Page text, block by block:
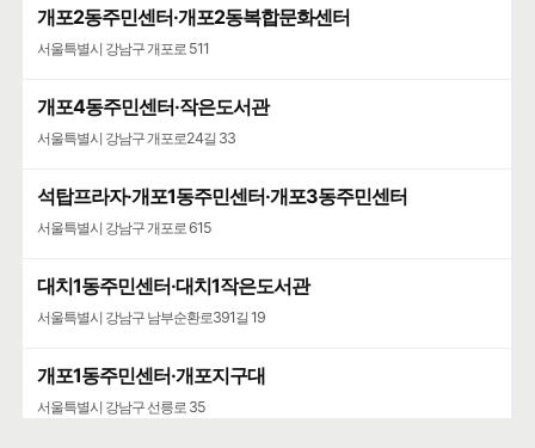
개포2동주민센터·개포2동복합문화센터
서울특별시 강남구 개포로 511
개포4동주민센터·작은도서관
서울특별시 강남구 개포로24길 33
석탑프라자·개포1동주민센터·개포3동주민센터
서울특별시 강남구 개포로 615
대치1동주민센터·대치1작은도서관
서울특별시 강남구 남부순환로391길 19
개포1동주민센터·개포지구대
서울특별시 강남구 선릉로 35